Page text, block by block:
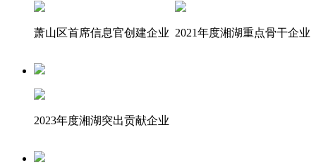
萧山区首席信息官创建企业 2021年度湘湖重点骨干企业
2023年度湘湖突出贡献企业